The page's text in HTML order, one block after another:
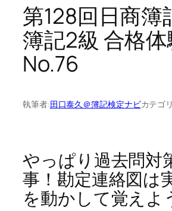
第128回日商簿
簿記2級 合格
No.76
執筆者:田口泰久＠簿記検定ナビカテゴ
やっぱり過去問対
事！勘定連絡図は
を動かして覚えよ